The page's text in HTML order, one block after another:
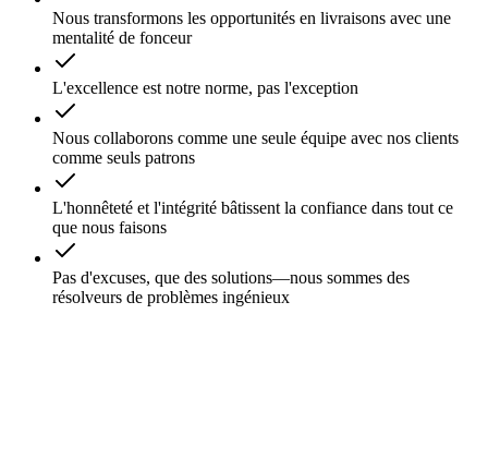
Nous transformons les opportunités en livraisons avec une
mentalité de fonceur
L'excellence est notre norme, pas l'exception
Nous collaborons comme une seule équipe avec nos clients
comme seuls patrons
L'honnêteté et l'intégrité bâtissent la confiance dans tout ce
que nous faisons
Pas d'excuses, que des solutions—nous sommes des
résolveurs de problèmes ingénieux